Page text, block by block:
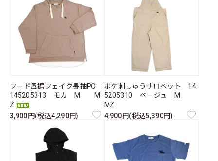
フード風裾フェイク長袖PO
145205313 モカ M M
Z
3,900円(税込4,290円)
ポケ刺しゅうサロペット 14
5205310 ベージュ M
MZ
4,900円(税込5,390円)